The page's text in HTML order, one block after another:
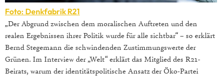
Foto: Denkfabrik R21
„Der Abgrund zwischen dem moralischen Auftreten und den
realen Ergebnissen ihrer Politik wurde für alle sichtbar“ – so erklärt
Bernd Stegemann die schwindenden Zustimmungswerte der
Grünen. Im Interview der „Welt“ erklärt das Mitglied des R21-
Beirats, warum der identitätspolitische Ansatz der Öko-Partei